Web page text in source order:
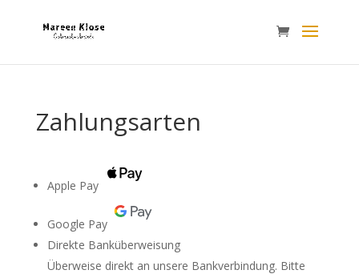
Zahlungsarten
Apple Pay
Google Pay
Direkte Banküberweisung
Überweise direkt an unsere Bankverbindung. Bitte